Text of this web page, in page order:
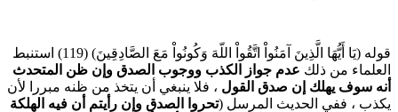
قوله (يَا أَيُّهَا الَّذِينَ آمَنُواْ اتَّقُواْ اللّهَ وَكُونُواْ مَعَ الصَّادِقِينَ) (119) استنبط
من ذلكعدم جواز الكذب ووجوب الصدق وإن ظن المتحدث
سوف يهلك إن صدق القول، فلا ينبغي أن يتخذ من ظنه مبررا لأن
، ففي الحديث المرسل ( تحروا الصدق وإن رأيتم أن فيه الهلكة